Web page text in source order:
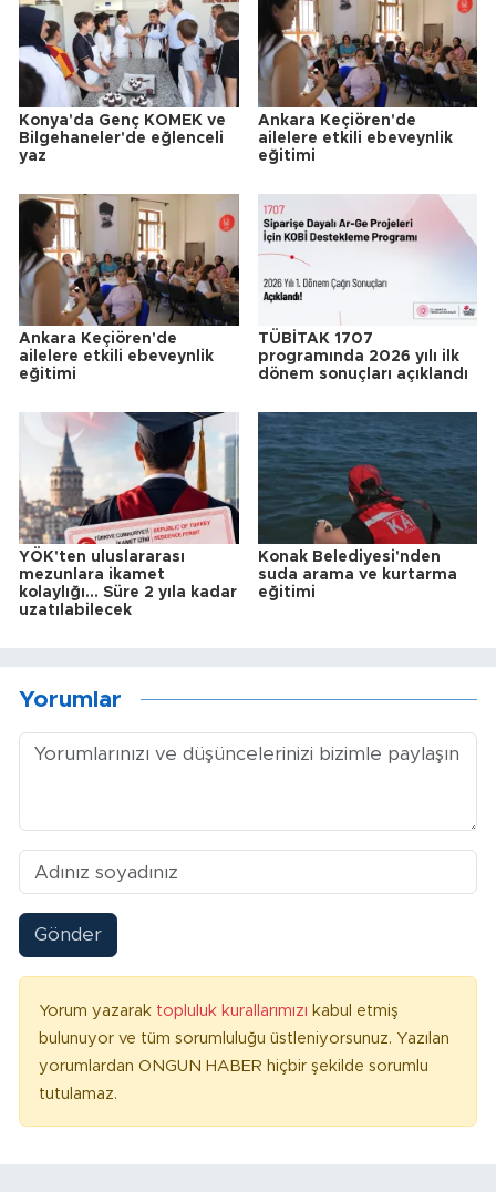
Konya'da Genç KOMEK ve
Bilgehaneler'de eğlenceli
yaz
Ankara Keçiören'de
ailelere etkili ebeveynlik
eğitimi
Ankara Keçiören'de
ailelere etkili ebeveynlik
eğitimi
TÜBİTAK 1707
programında 2026 yılı ilk
dönem sonuçları açıklandı
YÖK'ten uluslararası
mezunlara ikamet
kolaylığı... Süre 2 yıla kadar
uzatılabilecek
Konak Belediyesi'nden
suda arama ve kurtarma
eğitimi
Yorumlar
Gönder
Yorum yazarak topluluk kurallarımızı kabul etmiş
bulunuyor ve tüm sorumluluğu üstleniyorsunuz. Yazılan
yorumlardan ONGUN HABER hiçbir şekilde sorumlu
tutulamaz.